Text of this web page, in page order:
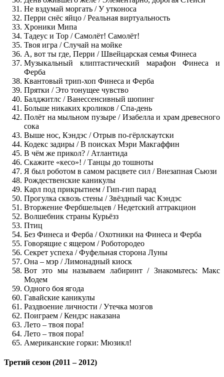
Не вздумай моргать / У утконоса
Перри снёс яйцо / Реальная виртуальность
Хроники Мипа
Тадеус и Тор / Самолёт! Самолёт!
Твоя игра / Случай на мойке
А, вот ты где, Перри / Швейцарская семья Финеса
Музыкальный клиптастический марафон Финеса и
Ферба
Квантовый трип-хоп Финеса и Ферба
Прятки / Это тонущее чувство
Балджитлс / Ванессенсивный шопинг
Больше никаких кроликов / Спа-день
Полёт на мыльном пузыре / Изабелла и храм древесного
сока
Выше нос, Кэндэс / Отрыв по-гёрлскаутски
Кодекс задиры / В поисках Мэри Макгаффин
В чём же прикол? / Атлантида
Скажите «кесо»! / Танцы до тошноты
Я был роботом в самом расцвете сил / Внезапная Сьюзи
Рождественские каникулы
Карл под прикрытием / Гип-гип парад
Прогулка сквозь стены / Звёздный час Кэндэс
Вторжение Фербшельцев / Недетский аттракцион
Волшебник страны Курьёзз
Птиц
Без Финеса и Ферба / Охотники на Финеса и Ферба
Говорящие с ящером / Роботородео
Секрет успеха / Фуфельная сторона Луны
Она – мэр / Лимонадный киоск
Вот это мы называем лабиринт / Знакомьтесь: Макс
Модем
Одного боя ягода
Гавайские каникулы
Раздвоение личности / Утечка мозгов
Поиграем / Кендэс наказана
Лето – твоя пора!
Лето – твоя пора!
Американские горки: Мюзикл!
Третий сезон (2011 – 2012)